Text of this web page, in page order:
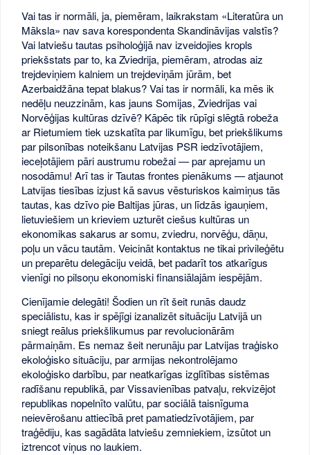
Vai tas ir normāli, ja, piemēram, laikrakstam «Literatūra un
Māksla» nav sava korespondenta Skandināvijas valstīs?
Vai latviešu tautas psiholoģijā nav izveidojies kropls
priekšstats par to, ka Zviedrija, piemēram, atrodas aiz
trejdeviņiem kalniem un trejdeviņām jūrām, bet
Azerbaidžāna tepat blakus? Vai tas ir normāli, ka mēs ik
nedēļu neuzzinām, kas jauns Somijas, Zviedrijas vai
Norvēģijas kultūras dzīvē? Kāpēc tik rūpīgi slēgtā robeža
ar Rietumiem tiek uzskatīta par likumīgu, bet priekšlikums
par pilsonības noteikšanu Latvijas PSR iedzīvotājiem,
ieceļotājiem pāri austrumu robežai — par aprejamu un
nosodāmu! Arī tas ir Tautas frontes pienākums — atjaunot
Latvijas tiesības izjust kā savus vēsturiskos kaimiņus tās
tautas, kas dzīvo pie Baltijas jūras, un līdzās igauņiem,
lietuviešiem un krieviem uzturēt ciešus kultūras un
ekonomikas sakarus ar somu, zviedru, norvēģu, dāņu,
poļu un vācu tautām. Veicināt kontaktus ne tikai privileģētu
un preparētu delegāciju veidā, bet padarīt tos atkarīgus
vienīgi no pilsoņu ekonomiski finansiālajām iespējām.
Cienījamie delegāti! Šodien un rīt šeit runās daudz
speciālistu, kas ir spējīgi izanalizēt situāciju Latvijā un
sniegt reālus priekšlikumus par revolucionārām
pārmaiņām. Es nemaz šeit nerunāju par Latvijas traģisko
ekoloģisko situāciju, par armijas nekontrolējamo
ekoloģisko darbību, par neatkarīgas izglītības sistēmas
radīšanu republikā, par Vissavienības patvaļu, rekvizējot
republikas nopelnīto valūtu, par sociālā taisnīguma
neievērošanu attiecībā pret pamatiedzīvotājiem, par
traģēdiju, kas sagādāta latviešu zemniekiem, izsūtot un
iztrencot viņus no laukiem.